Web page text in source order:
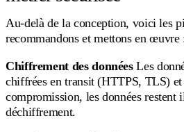
Au-delà de la conception, voici les
recommandons et mettons en œuvre
Chiffrement des donnéesLes
chiffrées en transit (HTTPS, TLS) et
compromission, les données restent
déchiffrement.